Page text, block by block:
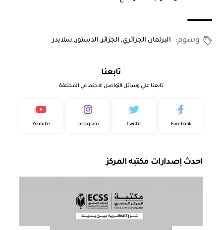
وسوم: البرلمان الجزائري,الجزائر,الدستور,سلايدر
تابعنا
تابعنا علي وسائل التواصل الاجتماعي المختلفة
Facebook
Twitter
Instagram
Youtube
احدث إصدارات مكتبه المركز